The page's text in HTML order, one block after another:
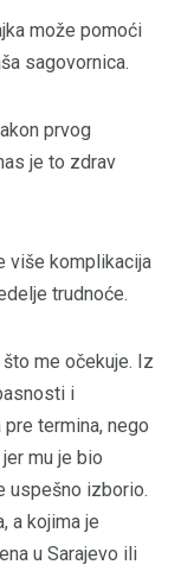
može pomoći
sagovornica.
prvog
je to zdrav
više komplikacija
trudnoće.
me očekuje. Iz
i
termina, nego
mu je bio
uspešno izborio.
a kojima je
u Sarajevo ili